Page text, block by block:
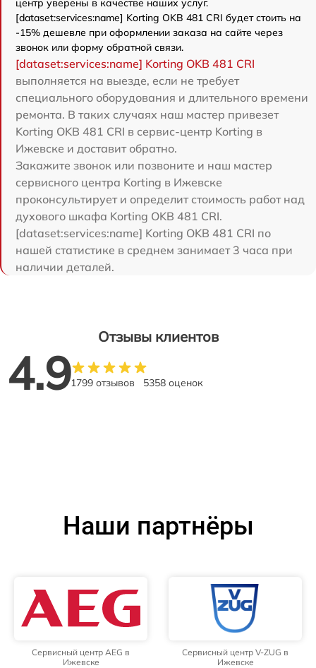
центр уверены в качестве наших услуг.
[dataset:services:name] Korting OKB 481 CRI будет стоить на
-15% дешевле при оформлении заказа на сайте через
звонок или форму обратной связи.
[dataset:services:name] Korting OKB 481 CRI
выполняется на выезде, если не требует
специального оборудования и длительного времени
ремонта. В таких случаях наш мастер привезет
Korting OKB 481 CRI в сервис-центр Korting в
Ижевске и доставит обратно.
Закажите звонок или позвоните и наш мастер
сервисного центра Korting в Ижевске
проконсультирует и определит стоимость работ над
духового шкафа Korting OKB 481 CRI.
[dataset:services:name] Korting OKB 481 CRI по
нашей статистике в среднем занимает 3 часа при
наличии деталей.
Отзывы клиентов
4.91799 отзывов 5358 оценок
Наши партнёры
Сервисный центр AEG в
Ижевске
Сервисный центр V-ZUG в
Ижевске